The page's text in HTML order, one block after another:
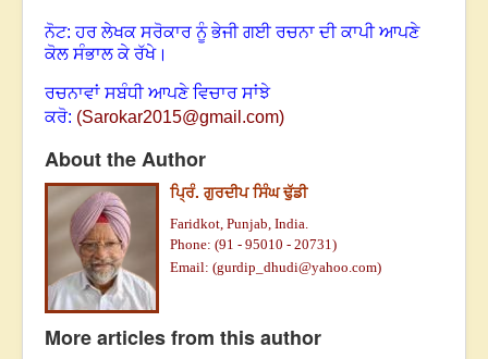
ਨੋਟ: ਹਰ ਲੇਖਕ ਸਰੋਕਾਰ ਨੂੰ ਭੇਜੀ ਗਈ ਰਚਨਾ ਦੀ ਕਾਪੀ ਆਪਣੇ
ਕੋਲ ਸੰਭਾਲ ਕੇ ਰੱਖੇ।
ਰਚਨਾਵਾਂ ਸਬੰਧੀ ਆਪਣੇ ਵਿਚਾਰ ਸਾਂਝੇ
ਕਰੋ: (Sarokar2015@gmail.com)
About the Author
ਪ੍ਰਿੰ. ਗੁਰਦੀਪ ਸਿੰਘ ਢੁੱਡੀ
Faridkot, Punjab, India.
Phone: (91 - 95010 - 20731)
Email: (gurdip_dhudi@yahoo.com)
More articles from this author